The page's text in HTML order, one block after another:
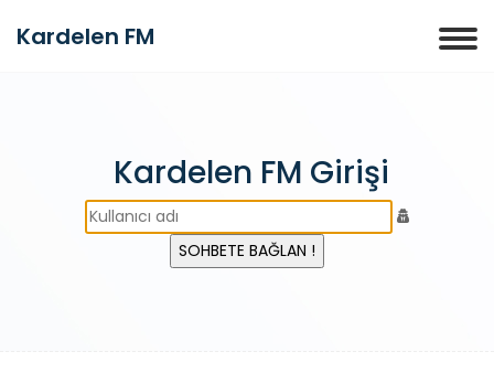
Kardelen FM
Kardelen FM Girişi